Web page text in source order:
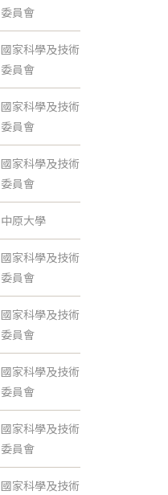
委員會
國家科學及技術
委員會
國家科學及技術
委員會
國家科學及技術
委員會
中原大學
國家科學及技術
委員會
國家科學及技術
委員會
國家科學及技術
委員會
國家科學及技術
委員會
國家科學及技術